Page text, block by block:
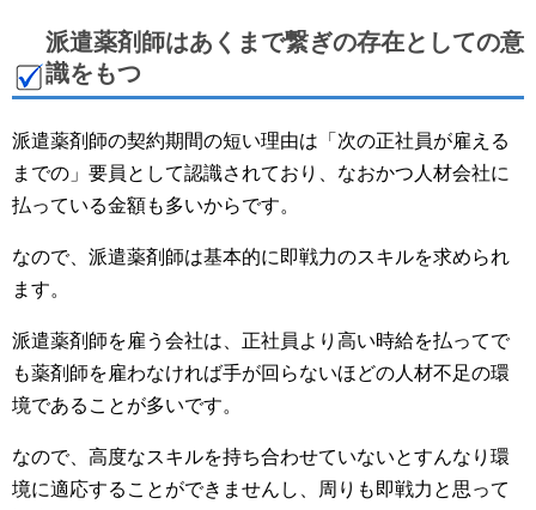
派遣薬剤師はあくまで繋ぎの存在としての意
識をもつ
派遣薬剤師の契約期間の短い理由は「次の正社員が雇える
までの」要員として認識されており、なおかつ人材会社に
払っている金額も多いからです。
なので、派遣薬剤師は基本的に即戦力のスキルを求められ
ます。
派遣薬剤師を雇う会社は、正社員より高い時給を払ってで
も薬剤師を雇わなければ手が回らないほどの人材不足の環
境であることが多いです。
なので、高度なスキルを持ち合わせていないとすんなり環
境に適応することができませんし、周りも即戦力と思って